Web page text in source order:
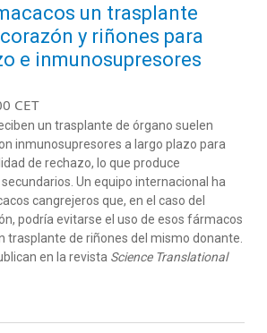
un trasplante
y riñones para
e inmunosupresores
CET
un trasplante de órgano suelen
inmunosupresores a largo plazo para
de rechazo, lo que produce
Un equipo internacional ha
cangrejeros que, en el caso del
podría evitarse el uso de esos fármacos
trasplante de riñones del mismo donante.
en la revista Science Translational